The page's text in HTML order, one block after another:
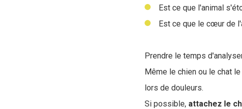
Est ce que l'animal
Est ce que le cœur de
Prendre le temps
Même le chien ou le chat
lors de douleurs.
Si possible, attachez le